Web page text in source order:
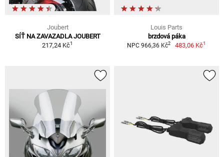
Joubert
SÍŤ NA ZAVAZADLA JOUBERT
217,24 Kč1
Louis Parts
brzdová páka
NPC 966,36 Kč2 483,06 Kč1